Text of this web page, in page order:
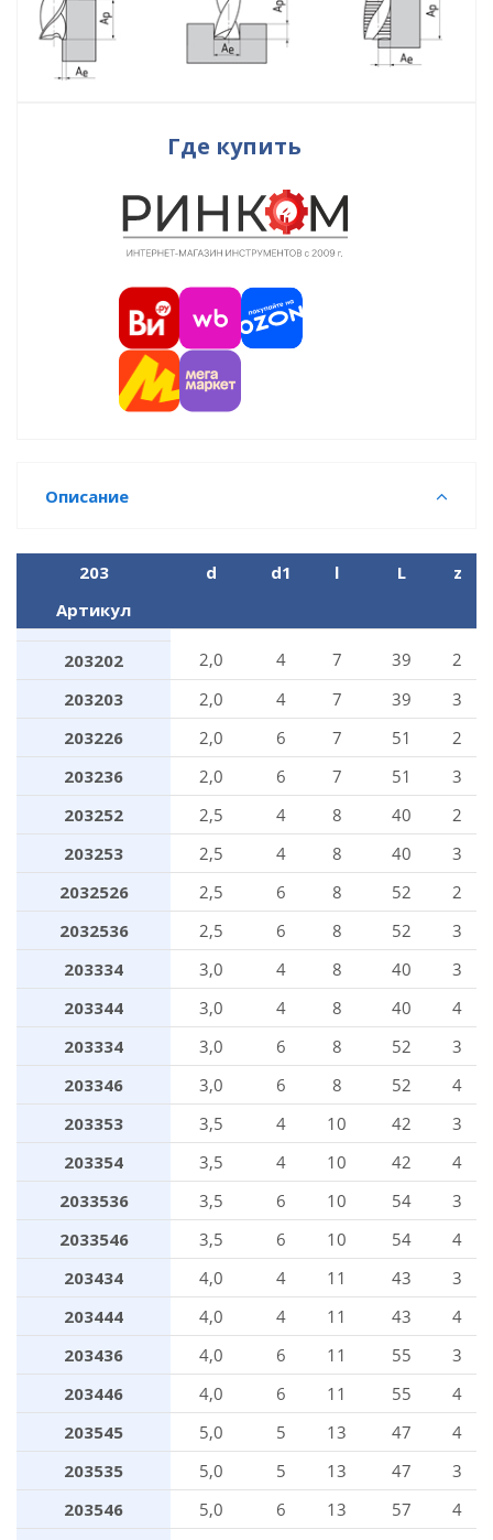
Где купить
Описание
203 d d1 l L
z
Артикул
203202 2,0 4 7 39
2
203203
2,0 4 7 39
3
203226
2,0 6 7 51
2
203236
2,0 6 7 51
3
203252
2,5 4 8 40
2
203253
2,5 4 8 40
3
2032526
2,5 6 8 52
2
2032536
2,5 6 8 52
3
203334
3,0 4 8 40
3
203344
3,0 4 8 40
4
203334
3,0 6 8 52
3
203346
3,0 6 8 52
4
203353
3,5 4 10 42
3
203354
3,5 4 10 42
4
2033536
3,5 6 10 54
3
2033546
3,5 6 10 54
4
203434
4,0 4 11 43
3
203444
4,0 4 11 43
4
203436
4,0 6 11 55
3
203446
4,0 6 11 55
4
203545
5,0 5 13 47
4
203535
5,0 5 13 47
3
203546
5,0 6 13 57
4